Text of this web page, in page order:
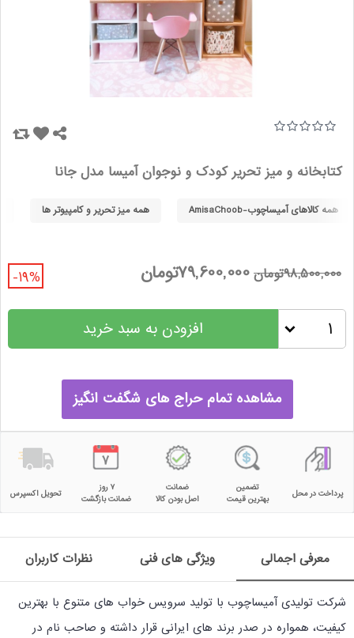
کتابخانه و میز تحریر کودک و نوجوان آمیسا مدل جانا
همه کالاهای آمیساچوب-AmisaChoob همه میز تحریر و کامپیوتر ها
98,500,000تومان 79,600,000تومان -19%
افزودن به سبد خرید
مشاهده تمام حراج های شگفت انگیز
پرداخت در محل
تضمین
بهترین قیمت
ضمانت
اصل بودن کالا
۷ روز
ضمانت بازگشت
تحویل اکسپرس
معرفی اجمالی ویژگی های فنی نظرات کاربران
شرکت تولیدی آمیساچوب با تولید سرویس خواب های متنوع با بهترین
کیفیت، همواره در صدر برند های ایرانی قرار داشته و صاحب نام در